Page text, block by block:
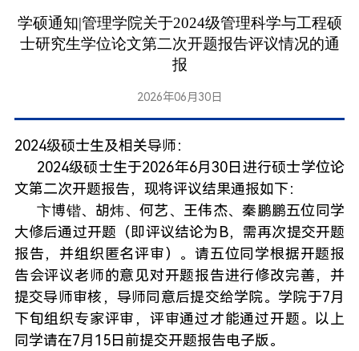
学硕通知|管理学院关于2024级管理科学与工程硕
士研究生学位论文第二次开题报告评议情况的通
报
2026年06月30日
2024级硕士生及相关导师：
2024级硕士生于2026年6月30日进行硕士学位论
文第二次开题报告，现将评议结果通报如下：
卞博锴、胡炜、何艺、王伟杰、秦鹏鹏五位同学
大修后通过开题（即评议结论为B，需再次提交开题
报告，并组织匿名评审）。请五位同学根据开题报
告会评议老师的意见对开题报告进行修改完善，并
提交导师审核，导师同意后提交给学院。学院于7月
下旬组织专家评审，评审通过才能通过开题。以上
同学请在7月15日前提交开题报告电子版。